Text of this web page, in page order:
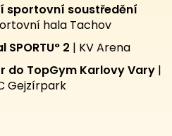
sportovní soustředění
hala Tachov
SPORTU° 2 | KV Arena
do TopGym Karlovy Vary |
Gejzírpark